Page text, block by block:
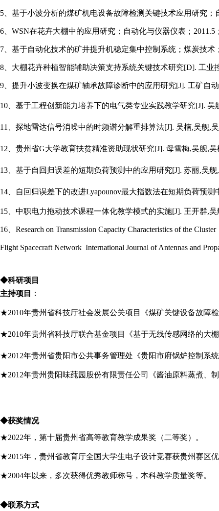
5、基于小波分析的煤矿机电设备故障检测关键技术应用研究；
6、WSN在花卉大棚中的应用研究；自动化与仪器仪表；2011.5
7、基于自动化技术的矿井提升机稳定集中控制系统；煤炭技术
8、大棚花卉种植智能辅助决策支持系统关键技术研究[D]. 工业
9、提升小波变换在煤矿轴承故障诊断中的应用研究[J]. 工矿自
10、 基于工程创新能力培养下的电气类专业实践教学研究[J].
11、 探地雷达信号消噪中的时频谱分解重排算法[J]. 吴楠,吴舰,
12、 贵州省G大学教育扶贫精准资助现状研究[J]. 母雪梅,吴舰,
13、 基于自回归误差的短期负荷预测中的应用研究[J]. 苏丽,吴
14、 自回归误差下的改进Lyapounov最大指数法在短期负荷预测
15、 中职电力拖动技术课程一体化教学模式的实施[J]. 王开群,吴
16、 Research on Transmission Capacity Characteristics of the Cluster
Flight Spacecraft Network International Journal of Antennas and
◆科研项目
主持项目
：
★2010年贵州省科技厅社会发展公关项目《煤矿关键设备故障
★2010年贵州省科技厅联合基金项目《基于无线传感网络的大
★2012年贵州省贵阳市公共事务管理处《贵阳市府锅炉控制系
★2012年贵州贵阳味莼园股份有限责任公司《酱油原料蒸煮、
◆获奖情况
★2022年，第十届贵州省高等教育教学成果奖（二等奖）。
★2015年，贵州省教育厅全国大学生电子设计竞赛获贵州赛区
★2004年以来，多次获得优秀教师称号，本科教学质量奖等。
◆联系方式